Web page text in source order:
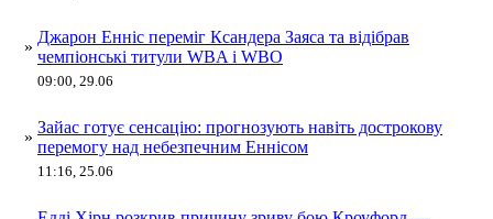
»
Джарон Енніс переміг Ксандера Заяса та відібрав
чемпіонські титули WBA і WBO
09:00, 29.06
»
Зайас готує сенсацію: прогнозують навіть дострокову
перемогу над небезпечним Еннісом
11:16, 25.06